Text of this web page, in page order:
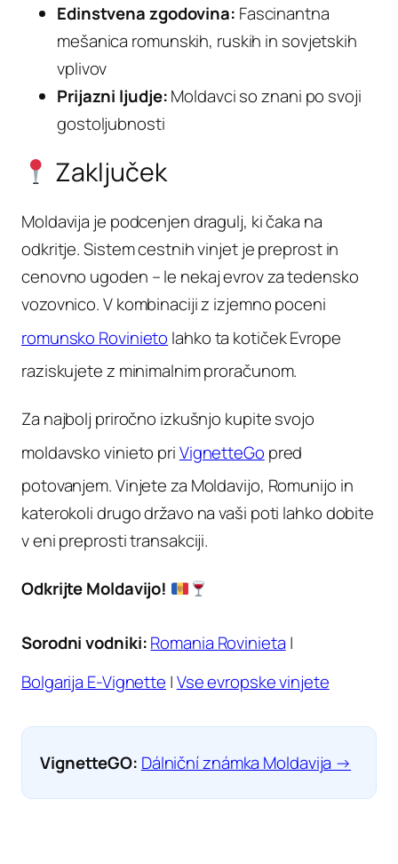
Edinstvena zgodovina: Fascinantna
mešanica romunskih, ruskih in sovjetskih
vplivov
Prijazni ljudje:Moldavci so znani po svoji
gostoljubnosti
Zaključek
Moldavija je podcenjen dragulj, ki čaka na
odkritje. Sistem cestnih vinjet je preprost in
cenovno ugoden – le nekaj evrov za tedensko
vozovnico. V kombinaciji z izjemno poceni
romunsko Rovinieto lahko ta kotiček Evrope
raziskujete z minimalnim proračunom.
Za najbolj priročno izkušnjo kupite svojo
moldavsko vinieto priVignetteGo pred
potovanjem. Vinjete za Moldavijo, Romunijo in
katerokoli drugo državo na vaši poti lahko dobite
v eni preprosti transakciji.
Odkrijte Moldavijo!
Sorodni vodniki:Romania Rovinieta |
Bolgarija E-Vignette |Vse evropske vinjete
VignetteGO: Dálniční známka Moldavija →